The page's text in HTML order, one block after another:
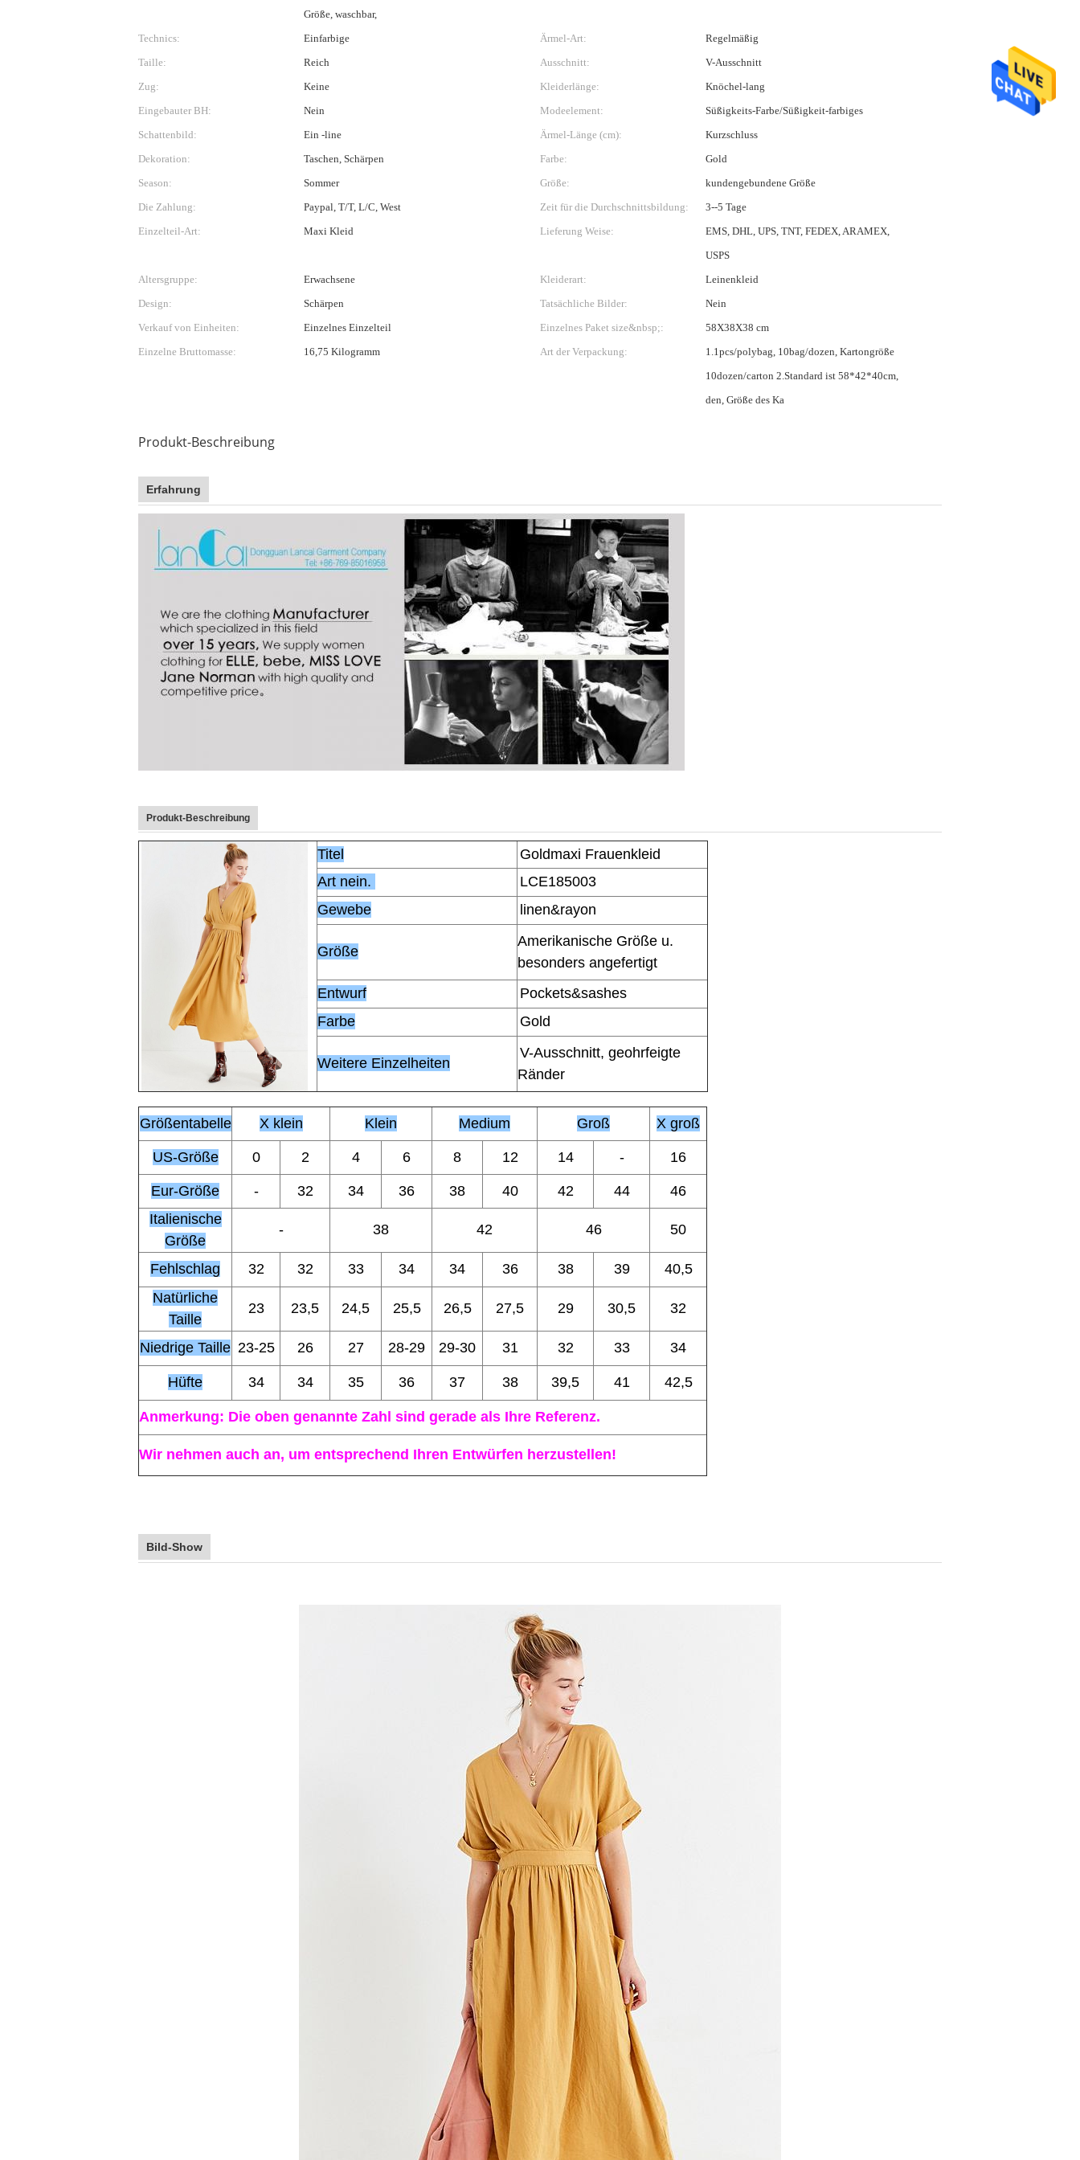
Größe, waschbar,
Technics: Einfarbige Ärmel-Art:
Regelmäßig
Taille:
Reich Ausschnitt:
V-Ausschnitt
Zug:
Keine Kleiderlänge:
Knöchel-lang
Eingebauter BH:
Nein Modeelement:
Süßigkeits-Farbe/Süßigkeit-farbiges
Schattenbild:
Ein -line Ärmel-Länge (cm):
Kurzschluss
Dekoration:
Taschen, Schärpen Farbe:
Gold
Season:
Sommer Größe:
kundengebundene Größe
Die Zahlung:
Paypal, T/T, L/C, West Zeit für die Durchschnittsbildung:
3--5 Tage
Einzelteil-Art:
Maxi Kleid Lieferung Weise:
EMS, DHL, UPS, TNT, FEDEX, ARAMEX,
USPS
Altersgruppe:
Erwachsene Kleiderart:
Leinenkleid
Design:
Schärpen Tatsächliche Bilder:
Nein
Verkauf von Einheiten:
Einzelnes Einzelteil Einzelnes Paket size&nbsp;:
58X38X38 cm
Einzelne Bruttomasse:
16,75 Kilogramm Art der Verpackung:
1.1pcs/polybag, 10bag/dozen, Kartongröße
10dozen/carton 2.Standard ist 58*42*40cm,
den, Größe des Ka
Produkt-Beschreibung
Erfahrung
Produkt-Beschreibung
Titel
Goldmaxi Frauenkleid
Art nein.
LCE185003
Gewebe
linen&rayon
Größe
Amerikanische Größe u.
besonders angefertigt
Entwurf
Pockets&sashes
Farbe
Gold
Weitere Einzelheiten
V-Ausschnitt, geohrfeigte
Ränder
Größentabelle X klein Klein Medium Groß X groß
US-Größe 0 2 4 6 8 12 14 - 16
Eur-Größe - 32 34 36 38 40 42 44
46
Italienische
Größe
- 38 42 46 50
Fehlschlag 32 32 33 34 34 36 38 39
40,5
Natürliche
Taille
23 23,5 24,5 25,5 26,5 27,5 29 30,5 32
Niedrige Taille 23-25 26 27 28-29 29-30 31 32 33 34
Hüfte 34 34 35 36 37 38 39,5 41 42,5
Anmerkung: Die oben genannte Zahl sind gerade als Ihre Referenz.
Wir nehmen auch an, um entsprechend Ihren Entwürfen herzustellen!
Bild-Show